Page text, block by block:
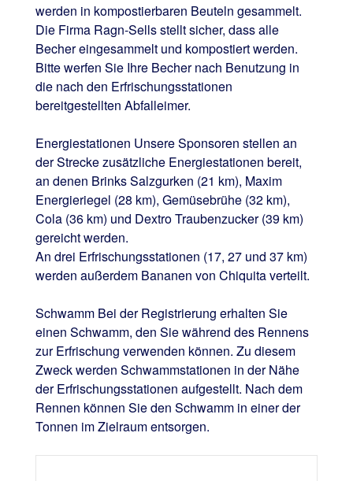
werden in kompostierbaren Beuteln gesammelt.
Die Firma Ragn-Sells stellt sicher, dass alle
Becher eingesammelt und kompostiert werden.
Bitte werfen Sie Ihre Becher nach Benutzung in
die nach den Erfrischungs­stationen
bereitgestellten Abfalleimer.
Energiestationen Unsere Sponsoren stellen an
der Strecke zusätzliche Energiestationen bereit,
an denen Brinks Salzgurken (21 km), Maxim
Energie­riegel (28 km), Gemüsebrühe (32 km),
Cola (36 km) und Dextro Traubenzucker (39 km)
gereicht werden.
An drei Erfrischungsstationen (17, 27 und 37 km)
werden außerdem Bananen von Chiquita verteilt.
Schwamm Bei der Registrierung erhalten Sie
einen Schwamm, den Sie während des Rennens
zur Erfrischung verwenden können. Zu diesem
Zweck werden Schwammstationen in der Nähe
der Erfrischungs­stationen aufgestellt. Nach dem
Rennen können Sie den Schwamm in einer der
Tonnen im Zielraum entsorgen.